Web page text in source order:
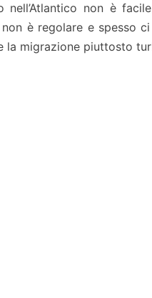
nell’Atlantico non è
è regolare e spesso
la migrazione piuttosto